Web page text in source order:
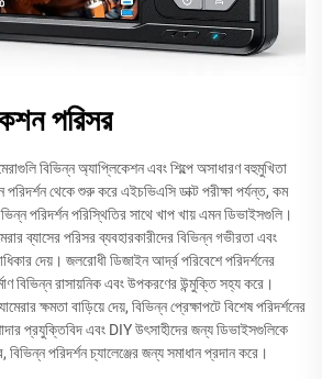
পরিসর
বিভিন্ন অ্যাপ্লিকেশন এবং শিল্পে অসাধারণ বহুমুখিতা
থেকে শুরু করে এইচভিএসি ডাক্ট পরীক্ষা পর্যন্ত, কম
পরিদর্শন পরিস্থিতির সাথে খাপ খায় এমন ডিভাইসগুলি।
ব্যাসের পরিসর ব্যবহারকারীদের বিভিন্ন গভীরতা এবং
দেয়। জলরোধী ডিজাইন আর্দ্র পরিবেশে পরিদর্শনের
বিভিন্ন রাসায়নিক এবং উপকরণের উন্মুক্তি সহ্য করে।
ক্ষমতা বাড়িয়ে দেয়, বিভিন্ন প্রেক্ষাপটে বিশেষ পরিদর্শনের
প্রযুক্তিবিদ এবং DIY উৎসাহীদের জন্য ডিভাইসগুলিকে
বিভিন্ন পরিদর্শন চ্যালেঞ্জের জন্য সমাধান প্রদান করে।